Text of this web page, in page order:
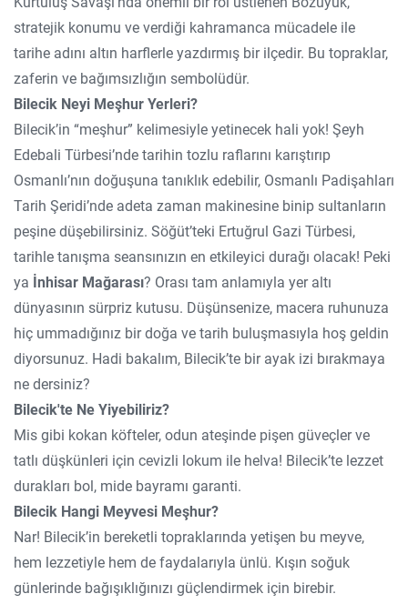
stratejik konumu ve verdiği kahramanca mücadele ile
tarihe adını altın harflerle yazdırmış bir ilçedir. Bu topraklar,
zaferin ve bağımsızlığın sembolüdür.
Bilecik Neyi Meşhur Yerleri?
Bilecik’in “meşhur” kelimesiyle yetinecek hali yok! Şeyh
Edebali Türbesi’nde tarihin tozlu raflarını karıştırıp
Osmanlı’nın doğuşuna tanıklık edebilir, Osmanlı Padişahları
Tarih Şeridi’nde adeta zaman makinesine binip sultanların
peşine düşebilirsiniz. Söğüt’teki Ertuğrul Gazi Türbesi,
tarihle tanışma seansınızın en etkileyici durağı olacak! Peki
ya İnhisar Mağarası? Orası tam anlamıyla yer altı
dünyasının sürpriz kutusu. Düşünsenize, macera ruhunuza
hiç ummadığınız bir doğa ve tarih buluşmasıyla hoş geldin
diyorsunuz. Hadi bakalım, Bilecik’te bir ayak izi bırakmaya
ne dersiniz?
Bilecik'te Ne Yiyebiliriz?
Mis gibi kokan köfteler, odun ateşinde pişen güveçler ve
tatlı düşkünleri için cevizli lokum ile helva! Bilecik’te lezzet
durakları bol, mide bayramı garanti.
Bilecik Hangi Meyvesi Meşhur?
Nar! Bilecik’in bereketli topraklarında yetişen bu meyve,
hem lezzetiyle hem de faydalarıyla ünlü. Kışın soğuk
günlerinde bağışıklığınızı güçlendirmek için birebir.